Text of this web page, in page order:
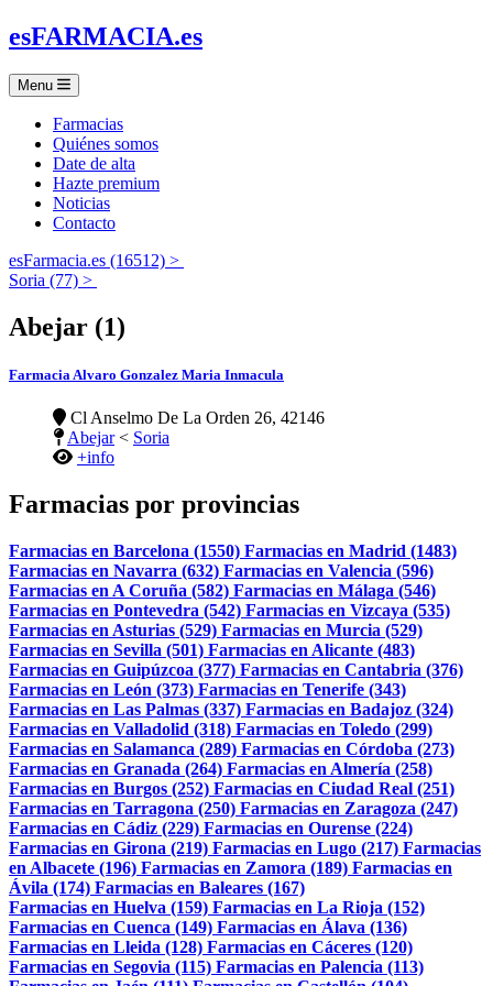
esFARMACIA.es
Menu
Farmacias
Quiénes somos
Date de alta
Hazte premium
Noticias
Contacto
esFarmacia.es (16512) >
Soria (77) >
Abejar (1)
Farmacia Alvaro Gonzalez Maria Inmacula
Cl Anselmo De La Orden 26, 42146
Abejar< Soria
+info
Farmacias por provincias
Farmacias en Barcelona (1550) Farmacias en Madrid (1483)
Farmacias en Navarra (632) Farmacias en Valencia (596)
Farmacias en A Coruña (582) Farmacias en Málaga (546)
Farmacias en Pontevedra (542) Farmacias en Vizcaya (535)
Farmacias en Asturias (529) Farmacias en Murcia (529)
Farmacias en Sevilla (501) Farmacias en Alicante (483)
Farmacias en Guipúzcoa (377) Farmacias en Cantabria (376)
Farmacias en León (373) Farmacias en Tenerife (343)
Farmacias en Las Palmas (337) Farmacias en Badajoz (324)
Farmacias en Valladolid (318) Farmacias en Toledo (299)
Farmacias en Salamanca (289) Farmacias en Córdoba (273)
Farmacias en Granada (264) Farmacias en Almería (258)
Farmacias en Burgos (252) Farmacias en Ciudad Real (251)
Farmacias en Tarragona (250) Farmacias en Zaragoza (247)
Farmacias en Cádiz (229) Farmacias en Ourense (224)
Farmacias en Girona (219) Farmacias en Lugo (217) Farmacias
en Albacete (196) Farmacias en Zamora (189) Farmacias en
Ávila (174) Farmacias en Baleares (167)
Farmacias en Huelva (159) Farmacias en La Rioja (152)
Farmacias en Cuenca (149) Farmacias en Álava (136)
Farmacias en Lleida (128) Farmacias en Cáceres (120)
Farmacias en Segovia (115) Farmacias en Palencia (113)